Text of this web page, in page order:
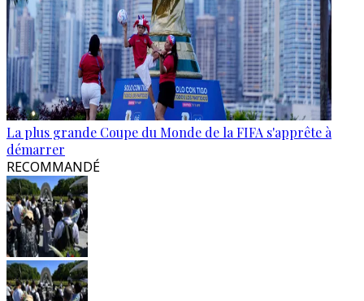
La plus grande Coupe du Monde de la FIFA s'apprête à
démarrer
RECOMMANDÉ